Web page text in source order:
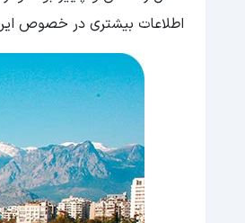
اطلاعات بیشتری در خصوص